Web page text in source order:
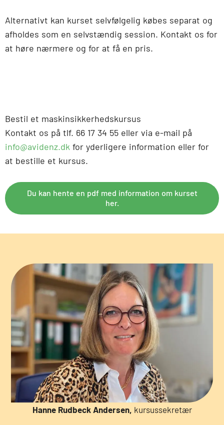
Alternativt kan kurset selvfølgelig købes separat og
afholdes som en selvstændig session. Kontakt os for
at høre nærmere og for at få en pris.
Bestil et maskinsikkerhedskursus
Kontakt os på tlf. 66 17 34 55 eller via e-mail på
info@avidenz.dk for yderligere information eller for
at bestille et kursus.
Du kan hente en pdf med information om kurset
her.
Hanne Rudbeck Andersen, kursussekretær